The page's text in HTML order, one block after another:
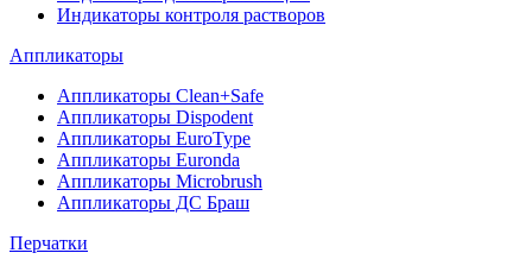
Индикаторы контроля растворов
Аппликаторы
Аппликаторы Clean+Safe
Аппликаторы Dispodent
Аппликаторы EuroType
Аппликаторы Euronda
Аппликаторы Microbrush
Аппликаторы ДС Браш
Перчатки